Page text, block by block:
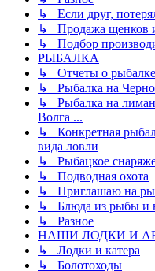
↳ Если друг,
↳ Продажа щенков и
↳ Подбор
РЫБАЛКА
↳ Отчеты о рыбалке
↳ Рыбалка на
↳ Рыбалка на
Волга ...
↳ Конкретная
вида ловли
↳ Рыбацкое
↳ Подводная охота
↳ Приглашаю на
↳ Блюда из рыбы и
↳ Разное
НАШИ ЛОДКИ И
↳ Лодки и катера
↳ Болотоходы